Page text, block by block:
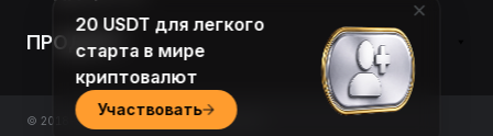
ПРОДУКТ
© 2018-2026 Bybit.com. All rights reserved.
20 USDT для легкого
старта в мире
криптовалют
Участвовать